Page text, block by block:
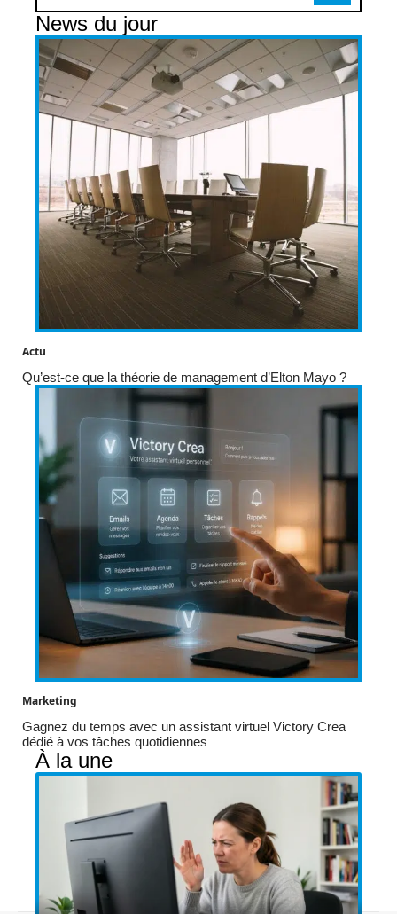
News du jour
Actu
Qu’est-ce que la théorie de management d’Elton Mayo ?
Marketing
Gagnez du temps avec un assistant virtuel Victory Crea
dédié à vos tâches quotidiennes
À la une